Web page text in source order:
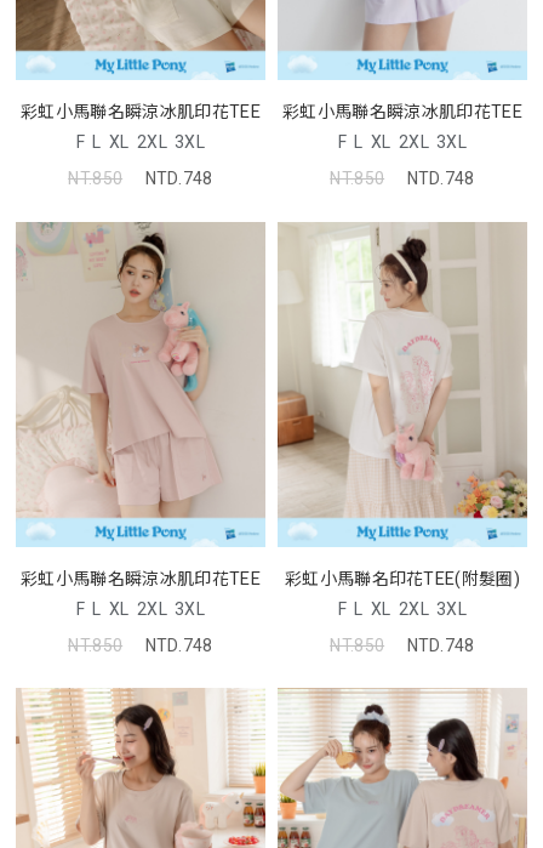
彩虹小馬聯名瞬涼冰肌印花TEE
F L XL 2XL 3XL
NT.850
NTD.748
彩虹小馬聯名瞬涼冰肌印花TEE
F L XL 2XL 3XL
NT.850
NTD.748
彩虹小馬聯名瞬涼冰肌印花TEE
F L XL 2XL 3XL
NT.850
NTD.748
彩虹小馬聯名印花TEE(附髮圈)
F L XL 2XL 3XL
NT.850
NTD.748